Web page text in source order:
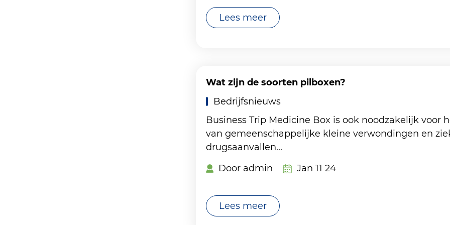
Lees meer
Wat zijn de soorten pilboxen?
Bedrijfsnieuws
Business Trip Medicine Box is ook noodzakelijk
van gemeenschappelijke kleine verwondingen en
drugsaanvallen...
Door admin
Jan 11 24
Lees meer